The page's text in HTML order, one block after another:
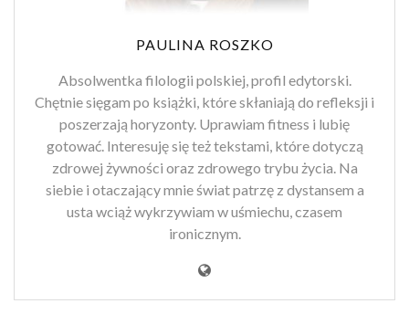
PAULINA ROSZKO
Absolwentka filologii polskiej, profil edytorski.
Chętnie sięgam po książki, które skłaniają do refleksji i
poszerzają horyzonty. Uprawiam fitness i lubię
gotować. Interesuję się też tekstami, które dotyczą
zdrowej żywności oraz zdrowego trybu życia. Na
siebie i otaczający mnie świat patrzę z dystansem a
usta wciąż wykrzywiam w uśmiechu, czasem
ironicznym.